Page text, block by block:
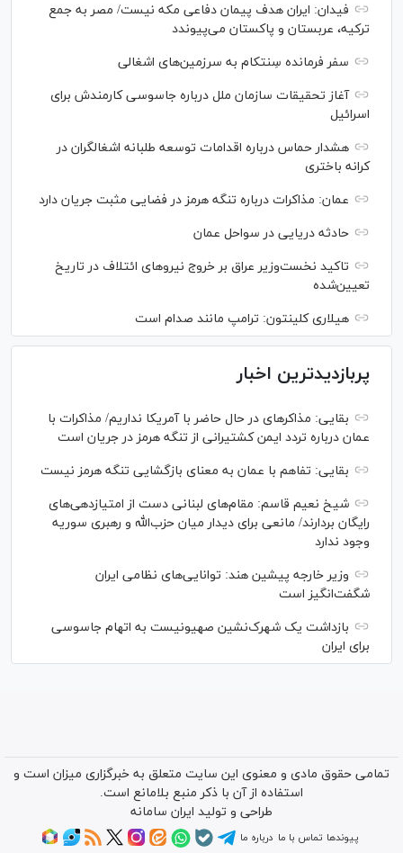
فیدان: ایران هدف پیمان دفاعی مکه نیست/ مصر به جمع
ترکیه، عربستان و پاکستان می‌پیوندد
سفر فرمانده سِنتکام به سرزمین‌های اشغالی
آغاز تحقیقات سازمان ملل درباره جاسوسی کارمندش برای
اسرائیل
هشدار حماس درباره اقدامات توسعه طلبانه اشغالگران در
کرانه باختری
عمان: مذاکرات درباره تنگه هرمز در فضایی مثبت جریان دارد
حادثه دریایی در سواحل عمان
تاکید نخست‌وزیر عراق بر خروج نیروهای ائتلاف در تاریخ
تعیین‌شده
هیلاری کلینتون: ترامپ مانند صدام است
پربازدیدترین اخبار
بقایی: مذاکره‎ای در حال حاضر با آمریکا نداریم/ مذاکرات با
عمان درباره تردد ایمن کشتیرانی از تنگه هرمز در جریان است
بقایی: تفاهم با عمان به معنای بازگشایی تنگه هرمز نیست
شیخ نعیم قاسم: مقام‌های لبنانی دست از امتیازدهی‌های
رایگان بردارند/ مانعی برای دیدار میان حزب‌الله و رهبری سوریه
وجود ندارد
وزیر خارجه پیشین هند: توانایی‌های نظامی ایران
شگفت‌انگیز است
بازداشت یک شهرک‌نشین صهیونیست به اتهام جاسوسی
برای ایران
تمامی حقوق مادی و معنوی این سایت متعلق به خبرگزاری میزان است و
استفاده از آن با ذکر منبع بلامانع است.
طراحی و تولید ایران سامانه
پیوندها تماس با ما درباره ما